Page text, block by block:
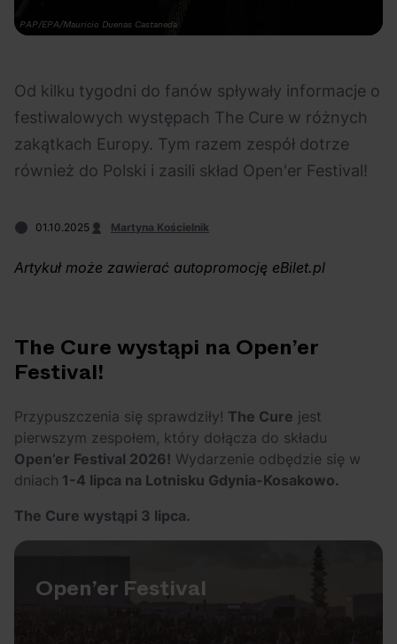
06.08.2026
Chivasa?
eBilet Festiwal 05.08.2026
inicjatywą eBilet
jednoczącą fanów
Bring Me The Horizon Ciekawostki
Arctic Monkeys i
Bring Me The
Horizon. Lustrzane
kariery zespołów z
Odkryj wyjątkowe
atrakcje na drugi
miesiąc wakacji!
Fot. PAP/EPA/Mauricio Duenas Castaneda
Od kilku tygodni do fanów spływały informacje o
festiwalowych występach The Cure w różnych
zakątkach Europy. Tym razem zespół dotrze
również do Polski i zasili skład Open'er Festival!
01.10.2025 Martyna Kościelnik
Artykuł może zawierać autopromocję eBilet.pl
The Cure wystąpi na Open’er
Festival!
Przypuszczenia się sprawdziły! The Cure jest
pierwszym zespołem, który dołącza do składu
Open’er Festival 2026! Wydarzenie odbędzie się w
dniach 1-4 lipca na Lotnisku Gdynia-Kosakowo.
The Cure wystąpi 3 lipca.
Open’er Festival